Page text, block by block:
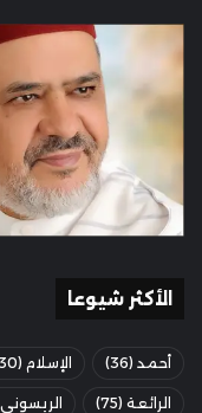
الأكثر شيوعا
أحمد (36) الإسلام (30)
الرائعة (75) الريسوني